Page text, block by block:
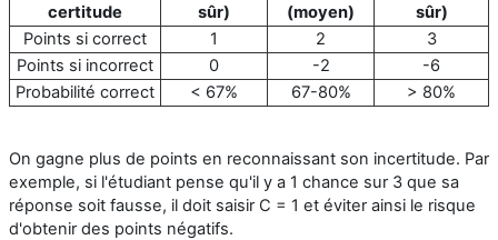
certitude
sûr)
(moyen)
sûr)
Points si correct
1 2
3
Points si incorrect
0 -2
-6
Probabilité correct
< 67% 67-80% > 80%
On gagne plus de points en reconnaissant son incertitude. Par
exemple, si l'étudiant pense qu'il y a 1 chance sur 3 que sa
réponse soit fausse, il doit saisir C = 1 et éviter ainsi le risque
d'obtenir des points négatifs.